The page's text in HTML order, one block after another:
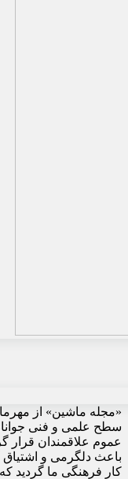
سطح علمی و فنی
عموم علاقمندان قرار
باعث دلگرمی و اشتیاق
کار فرهنگی ما گردید